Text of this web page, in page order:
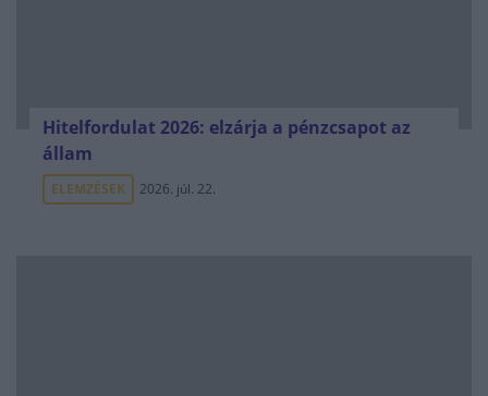
Hitelfordulat 2026: elzárja a pénzcsapot az
állam
ELEMZÉSEK 2026. júl. 22.